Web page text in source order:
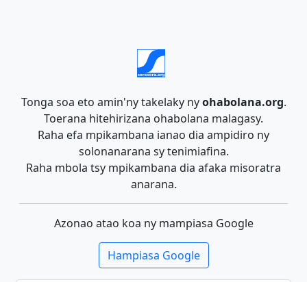
Tonga soa eto amin'ny takelaky nyohabolana.org.
Toerana hitehirizana ohabolana malagasy.
Raha efa mpikambana ianao dia ampidiro ny
solonanarana sy tenimiafina.
Raha mbola tsy mpikambana dia afaka misoratra
anarana.
Azonao atao koa ny mampiasa Google
Hampiasa Google